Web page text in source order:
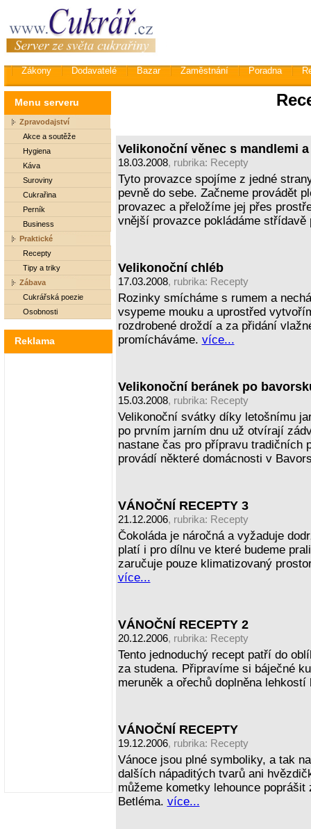
Zákony Dodavatelé Bazar Zaměstnání Poradna
Menu serveru
Zpravodajství
Akce a soutěže
Hygiena
Káva
Suroviny
Cukrařina
Perník
Business
Praktické
Recepty
Tipy a triky
Zábava
Cukrářská poezie
Osobnosti
Reklama
Velikonoční věnec s mandlemi a
18.03.2008, rubrika: Recepty
Tyto provazce spojíme z jedné
pevně do sebe. Začneme provádět
provazec a přeložíme jej přes
vnější provazce pokládáme
Velikonoční chléb
17.03.2008, rubrika: Recepty
Rozinky smícháme s rumem a
vsypeme mouku a uprostřed
rozdrobené droždí a za přidání
promícháváme. více...
Velikonoční beránek po
15.03.2008, rubrika: Recepty
Velikonoční svátky díky letošnímu
po prvním jarním dnu už otvírají
nastane čas pro přípravu tradičních
provádí některé domácnosti v
VÁNOČNÍ RECEPTY 3
21.12.2006, rubrika: Recepty
Čokoláda je náročná a vyžaduje
platí i pro dílnu ve které budeme
zaručuje pouze klimatizovaný
více...
VÁNOČNÍ RECEPTY 2
20.12.2006, rubrika: Recepty
Tento jednoduchý recept patří do
za studena. Připravíme si báječné
meruněk a ořechů doplněna
VÁNOČNÍ RECEPTY
19.12.2006, rubrika: Recepty
Vánoce jsou plné symboliky, a tak
dalších nápaditých tvarů ani
můžeme kometky lehounce
Betléma. více...